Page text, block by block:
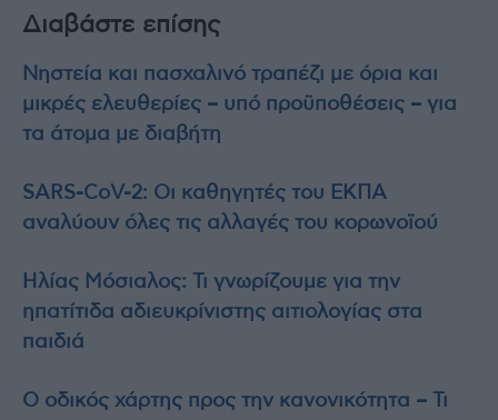
Διαβάστε επίσης
Νηστεία και πασχαλινό τραπέζι με όρια και
μικρές ελευθερίες – υπό προϋποθέσεις – για
τα άτομα με διαβήτη
SARS-CoV-2: Οι καθηγητές του ΕΚΠΑ
αναλύουν όλες τις αλλαγές του κορωνοϊού
Ηλίας Μόσιαλος: Τι γνωρίζουμε για την
ηπατίτιδα αδιευκρίνιστης αιτιολογίας στα
παιδιά
Ο οδικός χάρτης προς την κανονικότητα – Τι